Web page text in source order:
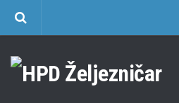
Učlanjenje